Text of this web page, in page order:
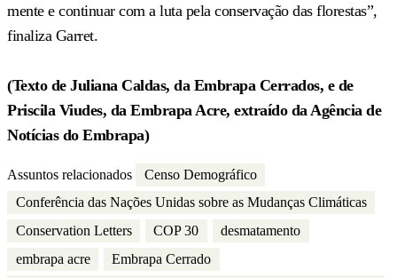
mente e continuar com a luta pela conservação das florestas”,
finaliza Garret.
(Texto de Juliana Caldas, da Embrapa Cerrados, e de
Priscila Viudes, da Embrapa Acre, extraído da Agência de
Notícias do Embrapa)
Assuntos relacionados
Censo Demográfico
Conferência das Nações Unidas sobre as Mudanças Climáticas
Conservation Letters
COP 30
desmatamento
embrapa acre
Embrapa Cerrado